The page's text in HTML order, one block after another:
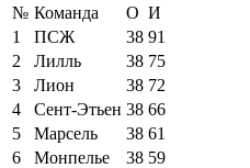
№ Команда О И
1
ПСЖ 38 91
2
Лилль 38 75
3
Лион 38 72
4
Сент-Этьен 38 66
5
Марсель 38 61
6
Монпелье 38 59